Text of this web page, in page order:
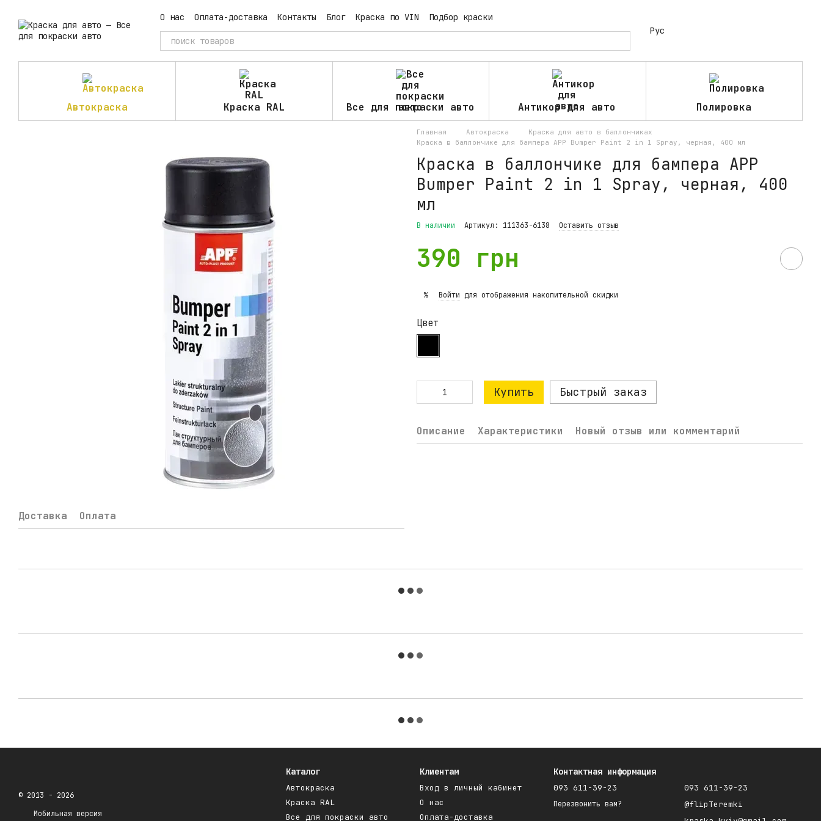
О нас Оплата-доставка Контакты Блог Краска по VIN
Подбор краски
Рус
Автокраска Краска RAL Все для покраски авто Антикор для авто Полировка
Доставка Оплата
Главная Автокраска
Краска для авто в баллончиках
Краска в баллончике для бампера APP Bumper Paint 2 in 1 Spray, черная, 400 мл
Краска в баллончике для бампера APP
Bumper Paint 2 in 1 Spray, черная, 400
мл
В наличии Артикул: 111363-6138 Оставить отзыв
390 грн
% Войти для отображения накопительной скидки
Цвет
Купить Быстрый заказ
Описание Характеристики Новый отзыв или комментарий
© 2013 - 2026
Мобильная версия
Каталог
Автокраска
Краска RAL
Все для покраски авто
Клиентам
Вход в личный кабинет
О нас
Оплата-доставка
Контактная информация
093 611-39-23
Перезвонить вам?
093 611-39-23
@flipTeremki